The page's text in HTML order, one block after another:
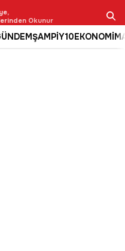
Okunur
ŞAMPİY10EKONOMİ
Ara